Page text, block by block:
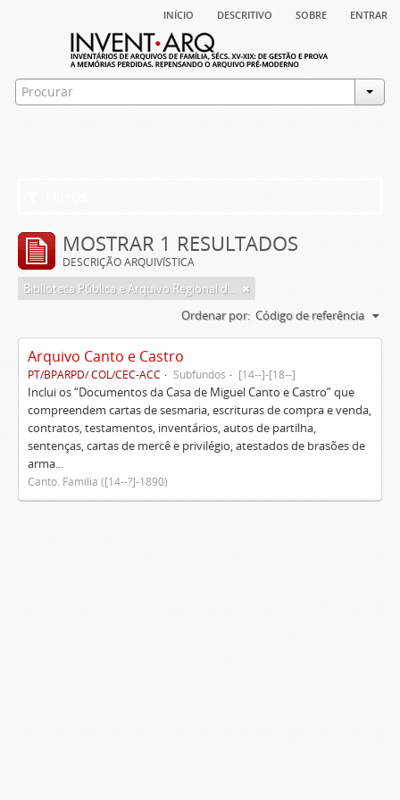
início descritivo sobre entrar
MOSTRAR 1 RESULTADOS
DESCRIÇÃO ARQUIVÍSTICA
Biblioteca Pública e Arquivo Regional de Ponta Delgada
Ordenar por: Código de referência
Arquivo Canto e Castro
PT/BPARPD/ COL/CEC-ACC Subfundos [14--]-[18--]
Inclui os “Documentos da Casa de Miguel Canto e Castro” que
compreendem cartas de sesmaria, escrituras de compra e venda,
contratos, testamentos, inventários, autos de partilha,
sentenças, cartas de mercê e privilégio, atestados de brasões de
arma...
Canto. Família ([14--?]-1890)